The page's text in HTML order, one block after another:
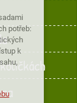
potřeb:
k